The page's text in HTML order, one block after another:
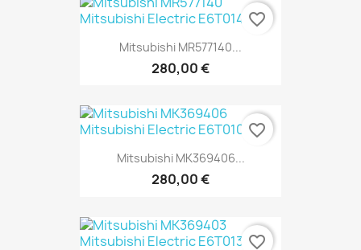
Mitsubishi MR577140...
280,00 €
favorite_border
Mitsubishi MK369406...
280,00 €
favorite_border
favorite_border